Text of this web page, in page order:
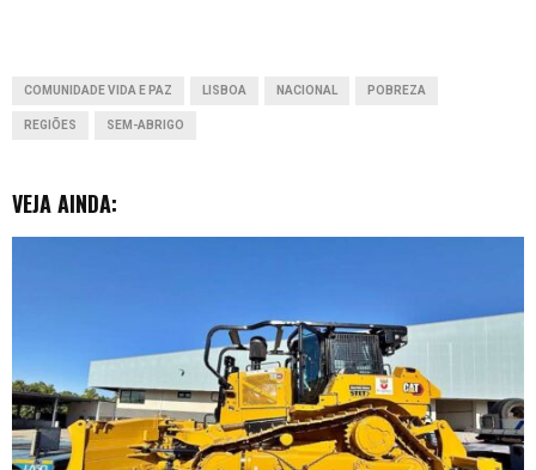
k
p
n
e
COMUNIDADE VIDA E PAZ LISBOA NACIONAL POBREZA
REGIÕES SEM-ABRIGO
VEJA AINDA: